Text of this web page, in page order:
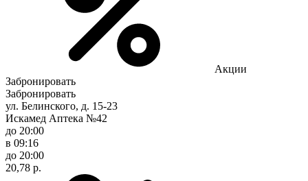
Акции
Забронировать
Забронировать
ул. Белинского, д. 15-23
Искамед Аптека №42
до 20:00
в 09:16
до 20:00
20,78 р.